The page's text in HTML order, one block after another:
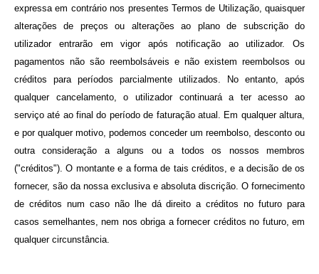
expressa em contrário nos presentes Termos de Utilização, quaisquer
alterações de preços ou alterações ao plano de subscrição do
utilizador entrarão em vigor após notificação ao utilizador. Os
pagamentos não são reembolsáveis e não existem reembolsos ou
créditos para períodos parcialmente utilizados. No entanto, após
qualquer cancelamento, o utilizador continuará a ter acesso ao
serviço até ao final do período de faturação atual. Em qualquer altura,
e por qualquer motivo, podemos conceder um reembolso, desconto ou
outra consideração a alguns ou a todos os nossos membros
("créditos"). O montante e a forma de tais créditos, e a decisão de os
fornecer, são da nossa exclusiva e absoluta discrição. O fornecimento
de créditos num caso não lhe dá direito a créditos no futuro para
casos semelhantes, nem nos obriga a fornecer créditos no futuro, em
qualquer circunstância.